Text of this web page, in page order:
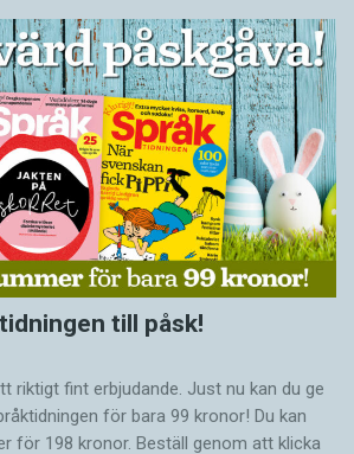
till påsk!
riktigt fint erbjudande. Just nu kan du ge
för bara 99 kronor! Du kan
för 198 kronor. Beställ genom att klicka